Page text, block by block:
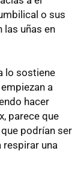
o sus
las uñas en
lo sostiene
a
hacer
parece que
podrían ser
respirar una